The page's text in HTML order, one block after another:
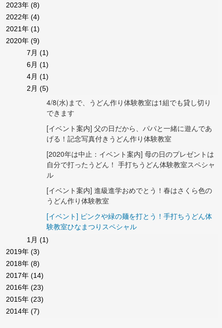
2023年 (8)
2022年 (4)
2021年 (1)
2020年 (9)
7月(1)
6月(1)
4月(1)
2月(5)
4/8(水)まで、うどん作り体験教室は1組でも貸し切り
できます
[イベント案内] 父の日だから、パパと一緒に遊んであ
げる！記念写真付きうどん作り体験教室
[2020年は中止：イベント案内] 母の日のプレゼントは
自分で打ったうどん！ 手打ちうどん体験教室スペシャ
ル
[イベント案内] 進級進学おめでとう！春はさくら色の
うどん作り体験教室
[イベント] ピンクや緑の麺を打とう！手打ちうどん体
験教室ひなまつりスペシャル
1月(1)
2019年 (3)
2018年 (8)
2017年 (14)
2016年 (23)
2015年 (23)
2014年 (7)